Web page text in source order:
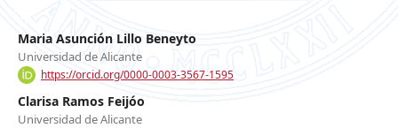
Maria Asunción Lillo Beneyto
Universidad de Alicante
https://orcid.org/0000-0003-3567-1595
Clarisa Ramos Feijóo
Universidad de Alicante